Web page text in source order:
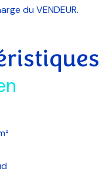
du VENDEUR.